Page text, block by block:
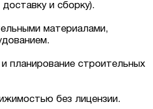
и сборку).
материалами,
и планирование строительных
без лицензии.